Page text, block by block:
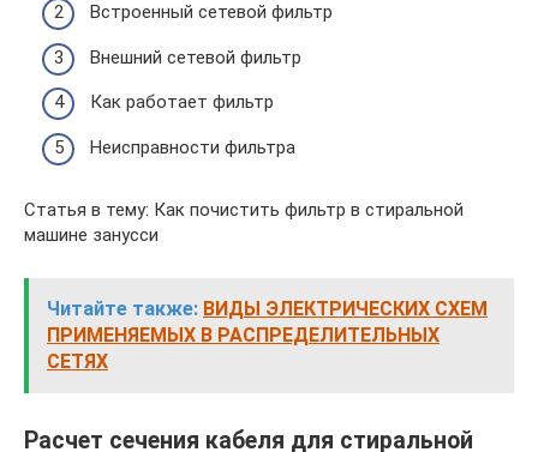
Встроенный сетевой фильтр
Внешний сетевой фильтр
Как работает фильтр
Неисправности фильтра
Статья в тему: Как почистить фильтр в стиральной
машине занусси
Читайте также: ВИДЫ ЭЛЕКТРИЧЕСКИХ СХЕМ
ПРИМЕНЯЕМЫХ В РАСПРЕДЕЛИТЕЛЬНЫХ
СЕТЯХ
Расчет сечения кабеля для стиральной